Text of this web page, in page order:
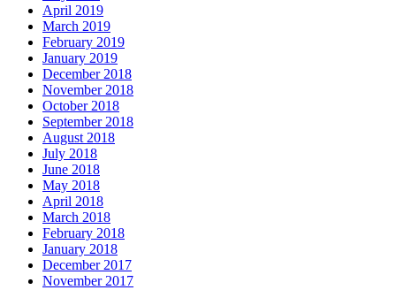
April 2019
March 2019
February 2019
January 2019
December 2018
November 2018
October 2018
September 2018
August 2018
July 2018
June 2018
May 2018
April 2018
March 2018
February 2018
January 2018
December 2017
November 2017